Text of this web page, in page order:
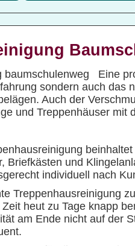
Eine
sondern auch das
Auch der
und Treppenhäuser mit
Briefkästen und
individuell nach
Treppenhausreinigung
heut zu Tage knapp
am Ende nicht auf der